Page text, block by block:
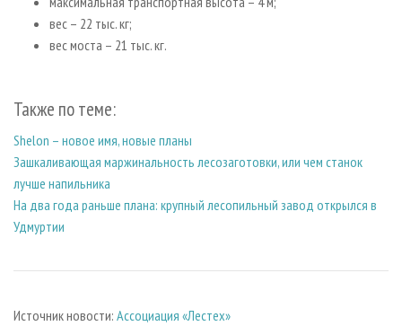
вес – 22 тыс. кг;
вес моста – 21 тыс. кг.
Также по теме:
Shelon – новое имя, новые планы
Зашкаливающая маржинальность лесозаготовки, или чем станок
лучше напильника
На два года раньше плана: крупный лесопильный завод открылся в
Удмуртии
Источник новости: Ассоциация «Лестех»